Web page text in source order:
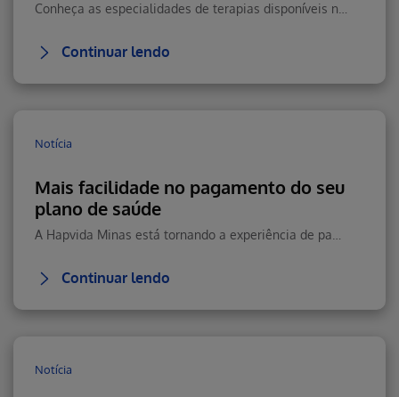
Continuar lendo
Notícia
Mais facilidade no pagamento do seu
plano de saúde
Continuar lendo
Notícia